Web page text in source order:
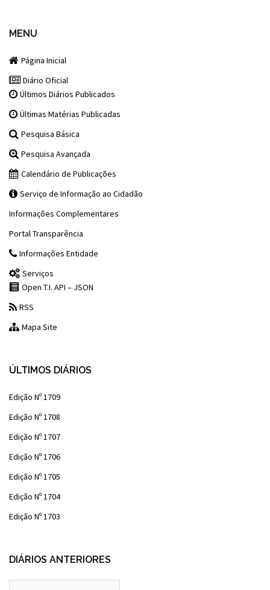
MENU
Página Inicial
Diário Oficial
Últimos Diários Publicados
Últimas Matérias Publicadas
Pesquisa Básica
Pesquisa Avançada
Calendário de Publicações
Serviço de Informação ao Cidadão
Informações Complementares
Portal Transparência
Informações Entidade
Serviços
Open T.I. API – JSON
RSS
Mapa Site
ÚLTIMOS DIÁRIOS
Edição Nº 1709
Edição Nº 1708
Edição Nº 1707
Edição Nº 1706
Edição Nº 1705
Edição Nº 1704
Edição Nº 1703
DIÁRIOS ANTERIORES